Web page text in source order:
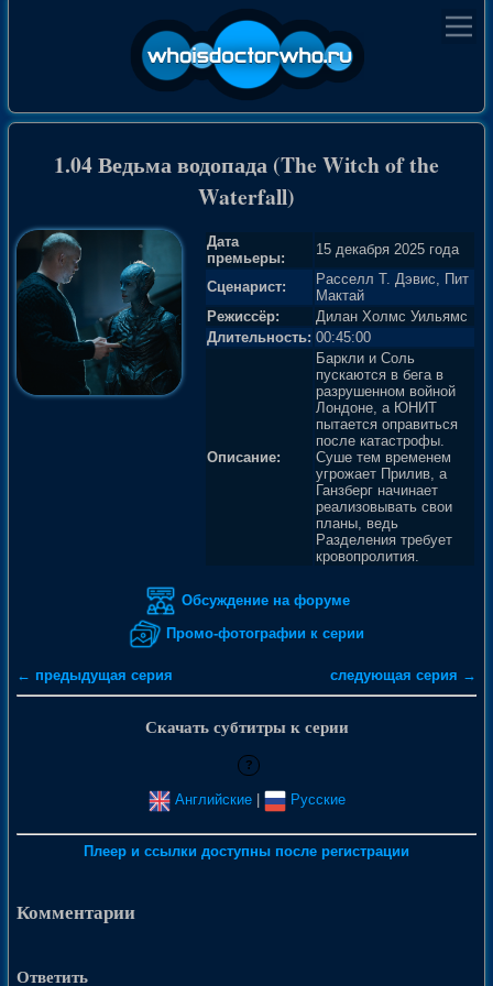
1.04 Ведьма водопада (The Witch of the
Waterfall)
Дата
премьеры:
15 декабря 2025 года
Сценарист:
Расселл Т. Дэвис, Пит
Мактай
Режиссёр:
Дилан Холмс Уильямс
Длительность: 00:45:00
Описание:
Баркли и Соль
пускаются в бега в
разрушенном войной
Лондоне, а ЮНИТ
пытается оправиться
после катастрофы.
Суше тем временем
угрожает Прилив, а
Ганзберг начинает
реализовывать свои
планы, ведь
Разделения требует
кровопролития.
Обсуждение на форуме
Промо-фотографии к серии
← предыдущая серия следующая серия →
Скачать субтитры к серии
?
Английские| Русские
Плеер и ссылки доступны после регистрации
Комментарии
Ответить